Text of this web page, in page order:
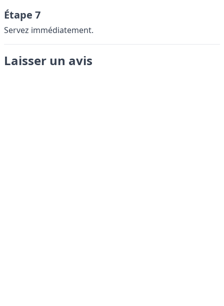
Étape 7
Servez immédiatement.
Laisser un avis